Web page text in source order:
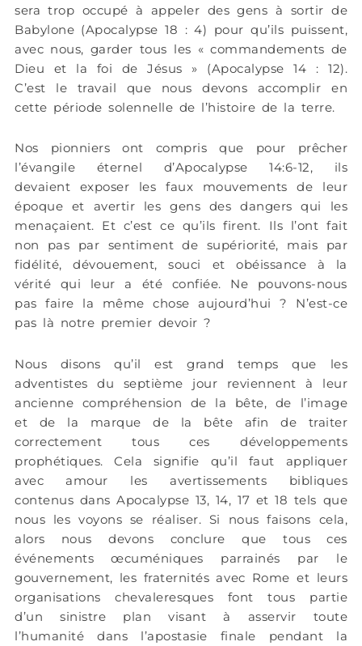
sera trop occupé à appeler des gens à sortir de
Babylone (Apocalypse 18 : 4) pour qu’ils puissent,
avec nous, garder tous les « commandements de
Dieu et la foi de Jésus » (Apocalypse 14 : 12).
C’est le travail que nous devons accomplir en
cette période solennelle de l’histoire de la terre.
Nos pionniers ont compris que pour prêcher
l’évangile éternel d’Apocalypse 14:6-12, ils
devaient exposer les faux mouvements de leur
époque et avertir les gens des dangers qui les
menaçaient. Et c’est ce qu’ils firent. Ils l’ont fait
non pas par sentiment de supériorité, mais par
fidélité, dévouement, souci et obéissance à la
vérité qui leur a été confiée. Ne pouvons-nous
pas faire la même chose aujourd’hui ? N’est-ce
pas là notre premier devoir ?
Nous disons qu’il est grand temps que les
adventistes du septième jour reviennent à leur
ancienne compréhension de la bête, de l’image
et de la marque de la bête afin de traiter
correctement tous ces développements
prophétiques. Cela signifie qu’il faut appliquer
avec amour les avertissements bibliques
contenus dans Apocalypse 13, 14, 17 et 18 tels que
nous les voyons se réaliser. Si nous faisons cela,
alors nous devons conclure que tous ces
événements œcuméniques parrainés par le
gouvernement, les fraternités avec Rome et leurs
organisations chevaleresques font tous partie
d’un sinistre plan visant à asservir toute
l’humanité dans l’apostasie finale pendant la